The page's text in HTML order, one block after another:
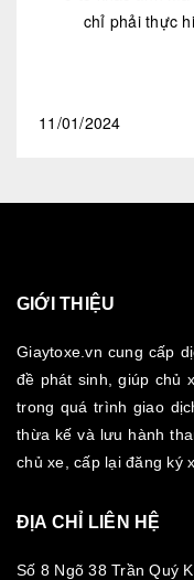
chỉ phải thực
11/01/2024
GIỚI THIỆU
Giaytoxe.vn cung cấp
đề phát sinh, giúp chủ
trong quá trình giao
thừa kế và lưu hành
chủ xe, cấp lại đăng ký
ĐỊA CHỈ LIÊN HỆ
Số 8 Ngõ 38 Trần Quý